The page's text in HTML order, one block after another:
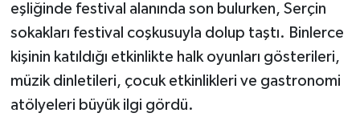
eşliğinde festival alanında son bulurken, Serçin
sokakları festival coşkusuyla dolup taştı. Binlerce
kişinin katıldığı etkinlikte halk oyunları gösterileri,
müzik dinletileri, çocuk etkinlikleri ve gastronomi
atölyeleri büyük ilgi gördü.